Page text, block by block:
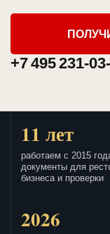
+7 495 231-
11 лет
работаем с 2015
документы для
бизнеса и проверки
2026